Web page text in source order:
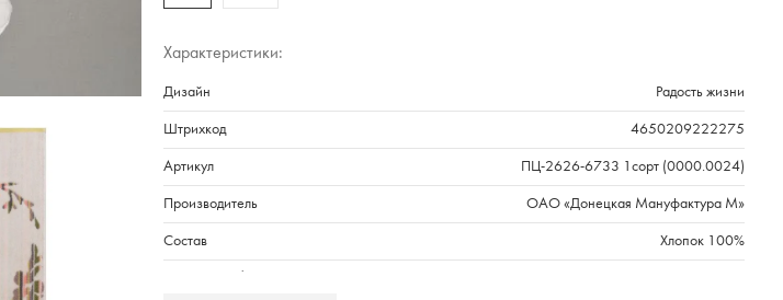
Характеристики:
Дизайн Радость жизни
Штрихкод 4650209222275
Артикул ПЦ-2626-6733 1сорт (0000.0024)
Производитель ОАО «Донецкая Мануфактура М»
Состав Хлопок 100%